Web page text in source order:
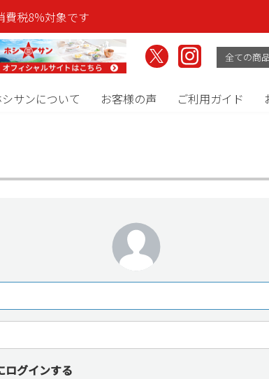
費税8%対象です
シサンについて お客様の声 ご利用ガイド
ログインする